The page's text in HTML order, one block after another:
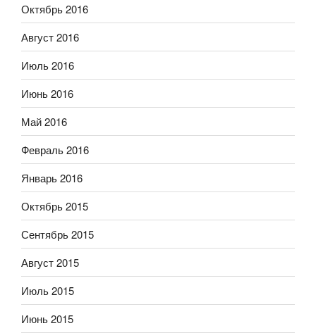
Октябрь 2016
Август 2016
Июль 2016
Июнь 2016
Май 2016
Февраль 2016
Январь 2016
Октябрь 2015
Сентябрь 2015
Август 2015
Июль 2015
Июнь 2015